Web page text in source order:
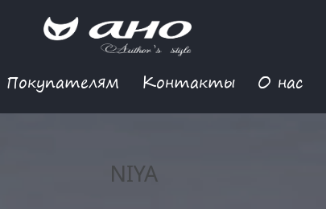
Покупателям Контакты О нас
NIYA